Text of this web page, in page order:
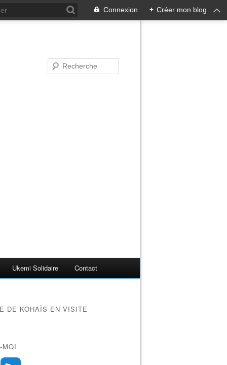
Connexion + Créer mon blog
Ukemi Solidaire Contact
DE KOHAÏS EN VISITE